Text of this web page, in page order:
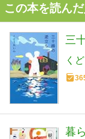
この本を読ん
三
く
暮